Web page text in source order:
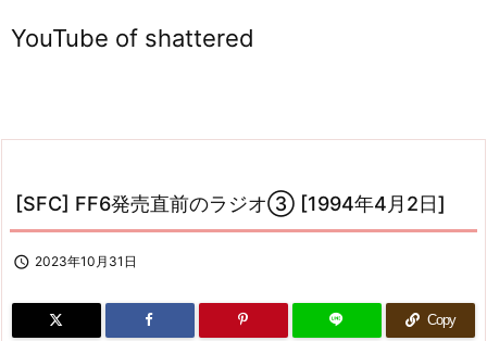
YouTube of shattered
[SFC] FF6発売直前のラジオ③ [1994年4月2日]
 2023年10月31日
Copy